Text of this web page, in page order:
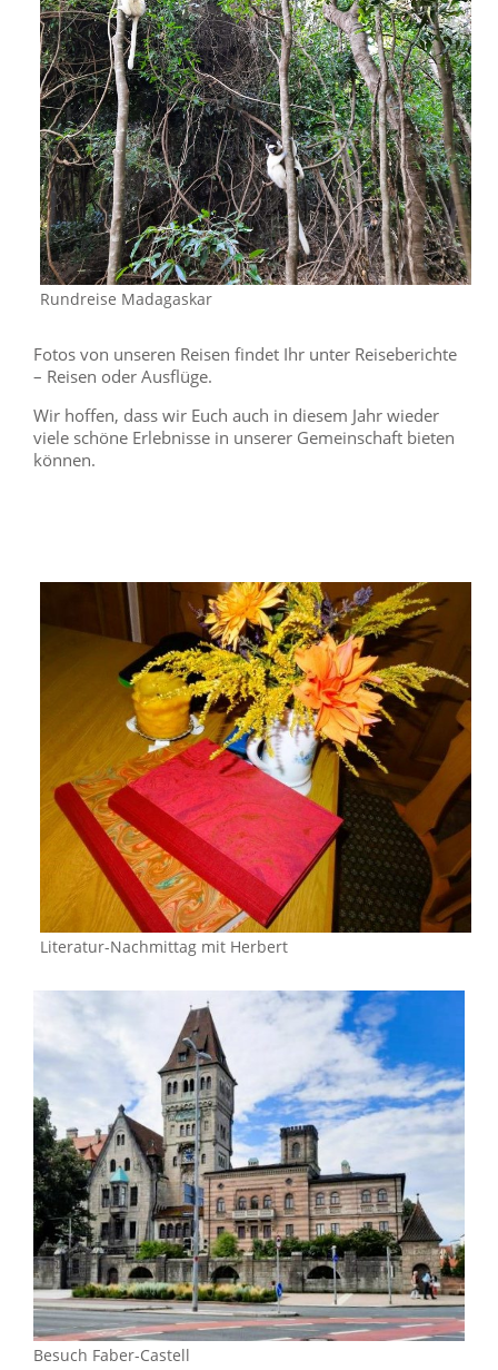
Rundreise Madagaskar
Fotos von unseren Reisen findet Ihr unter Reiseberichte
– Reisen oder Ausflüge.
Wir hoffen, dass wir Euch auch in diesem Jahr wieder
viele schöne Erlebnisse in unserer Gemeinschaft bieten
können.
Literatur-Nachmittag mit Herbert
Besuch Faber-Castell